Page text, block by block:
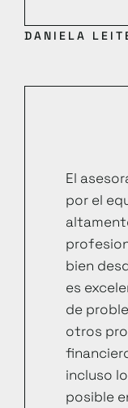
DANIELA
El
por el
bien
es
de
otros
incluso
posible